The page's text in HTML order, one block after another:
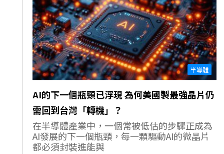
半導體
AI的下一個瓶頸已浮現 為何美國製最強晶片仍
需回到台灣「轉機」？
在半導體產業中，一個常被低估的步驟正成為
AI發展的下一個瓶頸，每一顆驅動AI的微晶片
都必須封裝進能與